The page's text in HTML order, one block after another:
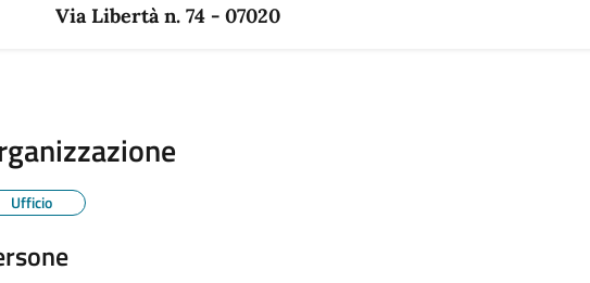
Via Libertà n. 74 - 07020
Ufficio